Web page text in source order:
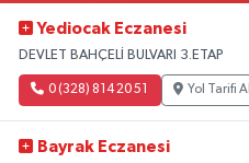
Yediocak Eczanesi
DEVLET BAHÇELİ BULVARI 3.ETAP
0 (328) 814 20 51 Yol Tarifi Al
Bayrak Eczanesi